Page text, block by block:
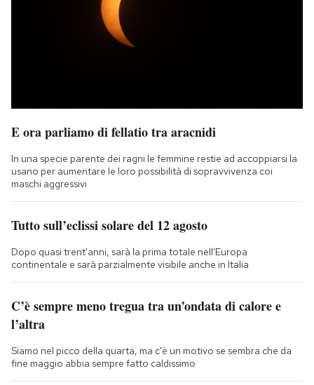
E ora parliamo di fellatio tra aracnidi
In una specie parente dei ragni le femmine restie ad accoppiarsi la
usano per aumentare le loro possibilità di sopravvivenza coi
maschi aggressivi
Tutto sull’eclissi solare del 12 agosto
Dopo quasi trent'anni, sarà la prima totale nell'Europa
continentale e sarà parzialmente visibile anche in Italia
C’è sempre meno tregua tra un’ondata di calore e
l’altra
Siamo nel picco della quarta, ma c'è un motivo se sembra che da
fine maggio abbia sempre fatto caldissimo